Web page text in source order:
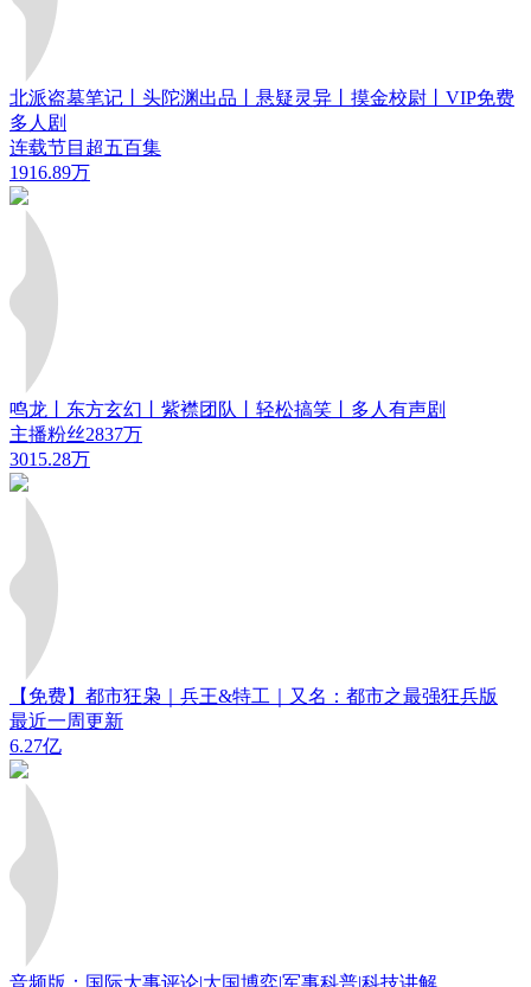
北派盗墓笔记丨头陀渊出品丨悬疑灵异丨摸金校尉丨VIP免费
多人剧
连载节目超五百集
1916.89万
鸣龙丨东方玄幻丨紫襟团队丨轻松搞笑丨多人有声剧
主播粉丝2837万
3015.28万
【免费】都市狂枭｜兵王&特工｜又名：都市之最强狂兵版
最近一周更新
6.27亿
音频版：国际大事评论|大国博弈|军事科普|科技讲解